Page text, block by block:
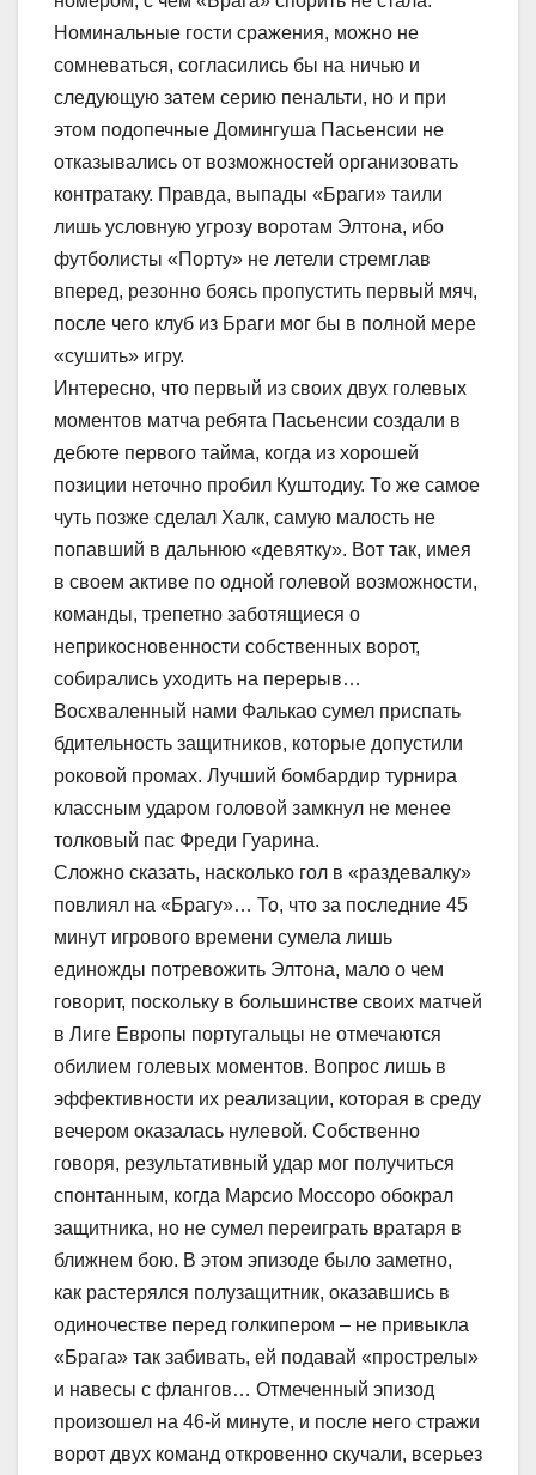
Номинальные гости сражения, можно не
сомневаться, согласились бы на ничью и
следующую затем серию пенальти, но и при
этом подопечные Домингуша Пасьенсии не
отказывались от возможностей организовать
контратаку. Правда, выпады «Браги» таили
лишь условную угрозу воротам Элтона, ибо
футболисты «Порту» не летели стремглав
вперед, резонно боясь пропустить первый мяч,
после чего клуб из Браги мог бы в полной мере
«сушить» игру.
Интересно, что первый из своих двух голевых
моментов матча ребята Пасьенсии создали в
дебюте первого тайма, когда из хорошей
позиции неточно пробил Куштодиу. То же самое
чуть позже сделал Халк, самую малость не
попавший в дальнюю «девятку». Вот так, имея
в своем активе по одной голевой возможности,
команды, трепетно заботящиеся о
неприкосновенности собственных ворот,
собирались уходить на перерыв…
Восхваленный нами Фалькао сумел приспать
бдительность защитников, которые допустили
роковой промах. Лучший бомбардир турнира
классным ударом головой замкнул не менее
толковый пас Фреди Гуарина.
Сложно сказать, насколько гол в «раздевалку»
повлиял на «Брагу»… То, что за последние 45
минут игрового времени сумела лишь
единожды потревожить Элтона, мало о чем
говорит, поскольку в большинстве своих матчей
в Лиге Европы португальцы не отмечаются
обилием голевых моментов. Вопрос лишь в
эффективности их реализации, которая в среду
вечером оказалась нулевой. Собственно
говоря, результативный удар мог получиться
спонтанным, когда Марсио Моссоро обокрал
защитника, но не сумел переиграть вратаря в
ближнем бою. В этом эпизоде было заметно,
как растерялся полузащитник, оказавшись в
одиночестве перед голкипером – не привыкла
«Брага» так забивать, ей подавай «прострелы»
и навесы с флангов… Отмеченный эпизод
произошел на 46-й минуте, и после него стражи
ворот двух команд откровенно скучали, всерьез